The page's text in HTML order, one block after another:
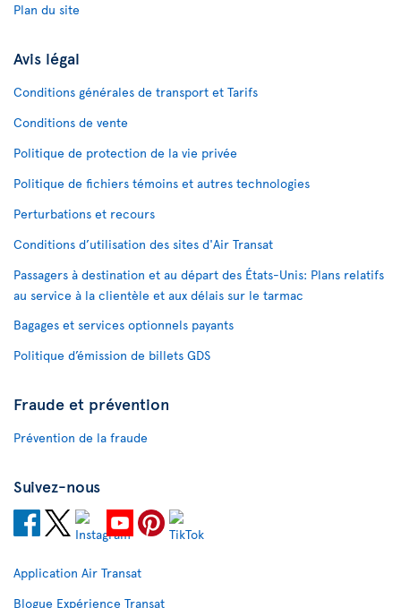
Plan du site
Avis légal
Conditions générales de transport et Tarifs
Conditions de vente
Politique de protection de la vie privée
Politique de fichiers témoins et autres technologies
Perturbations et recours
Conditions d’utilisation des sites d'Air Transat
Passagers à destination et au départ des États-Unis: Plans relatifs
au service à la clientèle et aux délais sur le tarmac
Bagages et services optionnels payants
Politique d’émission de billets GDS
Fraude et prévention
Prévention de la fraude
Suivez-nous
Application Air Transat
Blogue Expérience Transat